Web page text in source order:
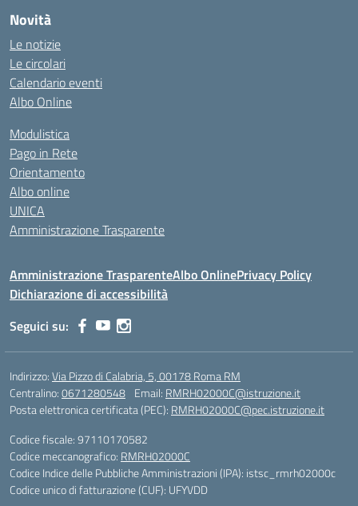
Novità
Le notizie
Le circolari
Calendario eventi
Albo Online
Modulistica
Pago in Rete
Orientamento
Albo online
UNICA
Amministrazione Trasparente
Amministrazione TrasparenteAlbo OnlinePrivacy Policy
Dichiarazione di accessibilità
Seguici su:
Indirizzo:Via Pizzo di Calabria, 5, 00178 Roma RM
Centralino:0671280548 Email: RMRH02000C@istruzione.it
Posta elettronica certificata (PEC): RMRH02000C@pec.istruzione.it
Codice fiscale: 97110170582
Codice meccanografico: RMRH02000C
Codice Indice delle Pubbliche Amministrazioni (IPA): istsc_rmrh02000c
Codice unico di fatturazione (CUF): UFYVDD